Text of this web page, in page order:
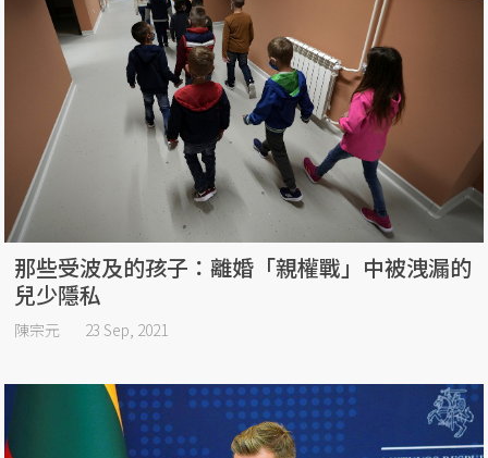
那些受波及的孩子：離婚「親權戰」中被洩漏的
兒少隱私
陳宗元 23 Sep, 2021